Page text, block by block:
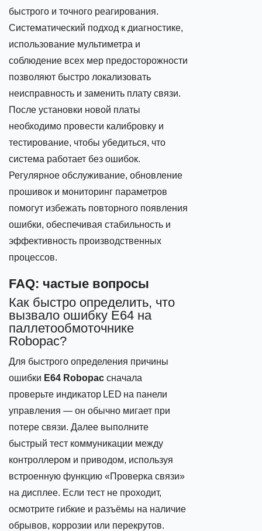
быстрого и точного реагирования.
Систематический подход к диагностике,
использование мультиметра и
соблюдение всех мер предосторожности
позволяют быстро локализовать
неисправность и заменить плату связи.
После установки новой платы
необходимо провести калибровку и
тестирование, чтобы убедиться, что
система работает без ошибок.
Регулярное обслуживание, обновление
прошивок и мониторинг параметров
помогут избежать повторного появления
ошибки, обеспечивая стабильность и
эффективность производственных
процессов.
FAQ: частые вопросы
Как быстро определить, что
вызвало ошибку E64 на
паллетообмоточнике
Robopac?
Для быстрого определения причины
ошибки E64 Robopac сначала
проверьте индикатор LED на панели
управления — он обычно мигает при
потере связи. Далее выполните
быстрый тест коммуникации между
контроллером и приводом, используя
встроенную функцию «Проверка связи»
на дисплее. Если тест не проходит,
осмотрите гибкие и разъёмы на наличие
обрывов, коррозии или перекрутов.